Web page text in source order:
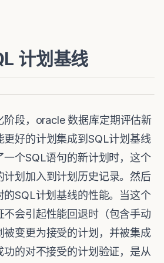
计划基线
阶段，oracle 数据库定期评估新
更好的计划集成到SQL计划基线
一个SQL语句的新计划时，这个
计划加入到计划历史记录。然后
的SQL计划基线的性能。当这个
不会引起性能回退时（包含手动
被变更为接受的计划，并被集成
功的对不接受的计划验证，是从